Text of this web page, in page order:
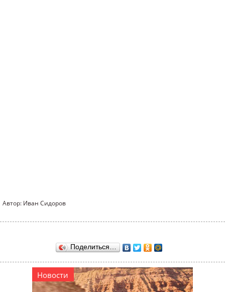
Автор: Иван Сидоров
Поделиться…
Новости